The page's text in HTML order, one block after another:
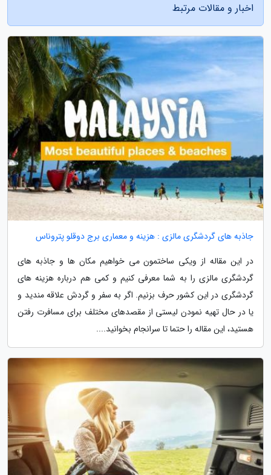
اخبار و مقالات مرتبط
جاذبه های گردشگری مالزی : هزینه و معماری برج دوقلو پتروناس
در این مقاله از ویکی ساختمون می خواهیم مکان ها و جاذبه های
گردشگری مالزی را به شما معرفی کنیم و کمی هم درباره هزینه های
گردشگری در این کشور حرف بزنیم. اگر به سفر و گردش علاقه مندید و
یا در حال تهیه نمودن لیستی از مقصدهای مختلف برای مسافرت رفتن
هستید، این مقاله را حتما تا سرانجام بخوانید....